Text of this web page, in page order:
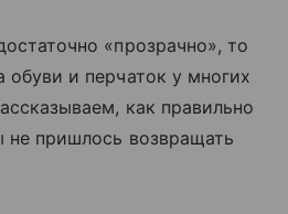
«прозрачно», то
обуви и перчаток у многих
как правильно
не пришлось возвращать